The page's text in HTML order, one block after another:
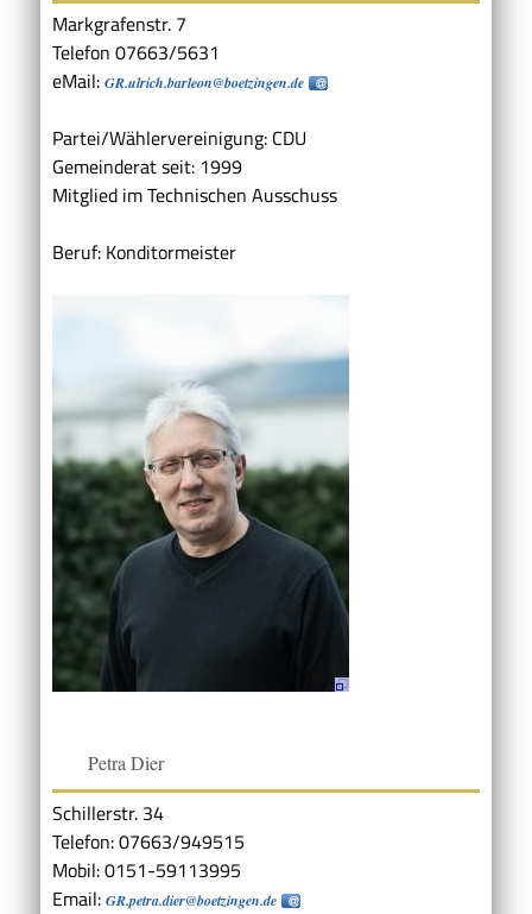
Markgrafenstr. 7
Telefon 07663/5631
eMail: GR.ulrich.barleon@boetzingen.de
Partei/Wählervereinigung: CDU
Gemeinderat seit: 1999
Mitglied im Technischen Ausschuss
Beruf: Konditormeister
Petra Dier
Schillerstr. 34
Telefon: 07663/949515
Mobil: 0151-59113995
Email: GR.petra.dier@boetzingen.de